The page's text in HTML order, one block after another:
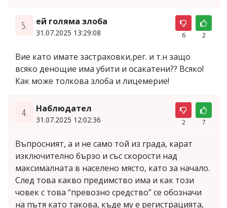
5. ей голяма злоба
31.07.2025 13:29:08 6 2
Вие като имате застраховки,рег. и т.н защо
всяко денощие има убити и осакатени?? Всяко!
Как може толкова злоба и лицемерие!
4. Наблюдател
31.07.2025 12:02:36 2 7
Въпросният, а и не само той из града, карат
изключително бързо и със скорости над
максималната в населено място, като за начало.
След това какво предимство има и как този
човек с това “превозно средство” се обозначи
на пътя като такова, къде му е регистрацията,